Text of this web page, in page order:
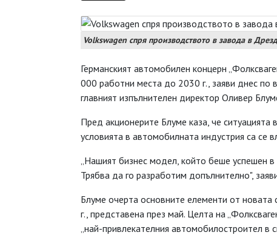
Volkswagen спря производството в завода в
Германският автомобилен концерн
000 работни места до 2030 г., заяви днес
главният изпълнителен директор Оливер
Пред акционерите Блуме каза, че ситуацията
условията в автомобилната индустрия са се
„Нашият бизнес модел, който беше успешен
Трябва да го разработим допълнително",
Блуме очерта основните елементи от
г., представена през май. Целта на
„най-привлекателния автомобилостроител